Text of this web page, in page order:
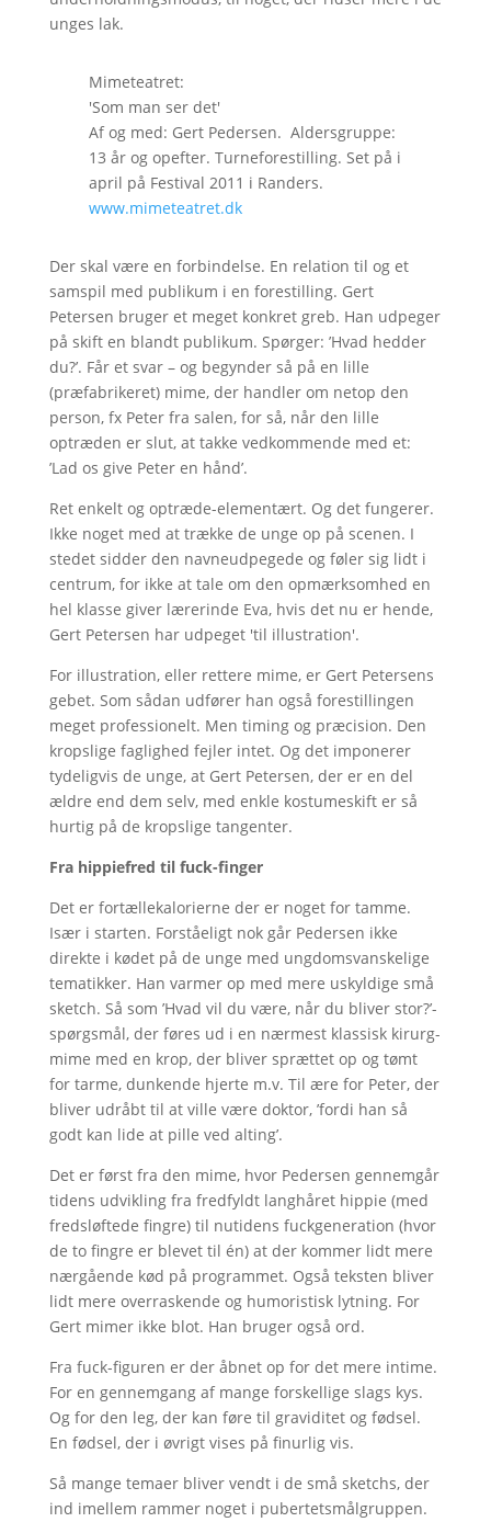
unges lak.
Mimeteatret:
'Som man ser det'
Af og med: Gert Pedersen. Aldersgruppe:
13 år og opefter. Turneforestilling. Set på i
april på Festival 2011 i Randers.
www.mimeteatret.dk
Der skal være en forbindelse. En relation til og et
samspil med publikum i en forestilling. Gert
Petersen bruger et meget konkret greb. Han udpeger
på skift en blandt publikum. Spørger: ’Hvad hedder
du?’. Får et svar – og begynder så på en lille
(præfabrikeret) mime, der handler om netop den
person, fx Peter fra salen, for så, når den lille
optræden er slut, at takke vedkommende med et:
’Lad os give Peter en hånd’.
Ret enkelt og optræde-elementært. Og det fungerer.
Ikke noget med at trække de unge op på scenen. I
stedet sidder den navneudpegede og føler sig lidt i
centrum, for ikke at tale om den opmærksomhed en
hel klasse giver lærerinde Eva, hvis det nu er hende,
Gert Petersen har udpeget 'til illustration'.
For illustration, eller rettere mime, er Gert Petersens
gebet. Som sådan udfører han også forestillingen
meget professionelt. Men timing og præcision. Den
kropslige faglighed fejler intet. Og det imponerer
tydeligvis de unge, at Gert Petersen, der er en del
ældre end dem selv, med enkle kostumeskift er så
hurtig på de kropslige tangenter.
Fra hippiefred til fuck-finger
Det er fortællekalorierne der er noget for tamme.
Især i starten. Forståeligt nok går Pedersen ikke
direkte i kødet på de unge med ungdomsvanskelige
tematikker. Han varmer op med mere uskyldige små
sketch. Så som ’Hvad vil du være, når du bliver stor?’-
spørgsmål, der føres ud i en nærmest klassisk kirurg-
mime med en krop, der bliver sprættet op og tømt
for tarme, dunkende hjerte m.v. Til ære for Peter, der
bliver udråbt til at ville være doktor, ’fordi han så
godt kan lide at pille ved alting’.
Det er først fra den mime, hvor Pedersen gennemgår
tidens udvikling fra fredfyldt langhåret hippie (med
fredsløftede fingre) til nutidens fuckgeneration (hvor
de to fingre er blevet til én) at der kommer lidt mere
nærgående kød på programmet. Også teksten bliver
lidt mere overraskende og humoristisk lytning. For
Gert mimer ikke blot. Han bruger også ord.
Fra fuck-figuren er der åbnet op for det mere intime.
For en gennemgang af mange forskellige slags kys.
Og for den leg, der kan føre til graviditet og fødsel.
En fødsel, der i øvrigt vises på finurlig vis.
Så mange temaer bliver vendt i de små sketchs, der
ind imellem rammer noget i pubertetsmålgruppen.